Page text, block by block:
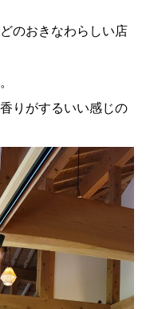
のおきなわらしい店
りがするいい感じの